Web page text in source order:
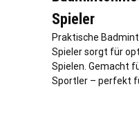
Spieler
Praktische
Spieler sorgt für
Spielen. Gemacht
Sportler – perfekt